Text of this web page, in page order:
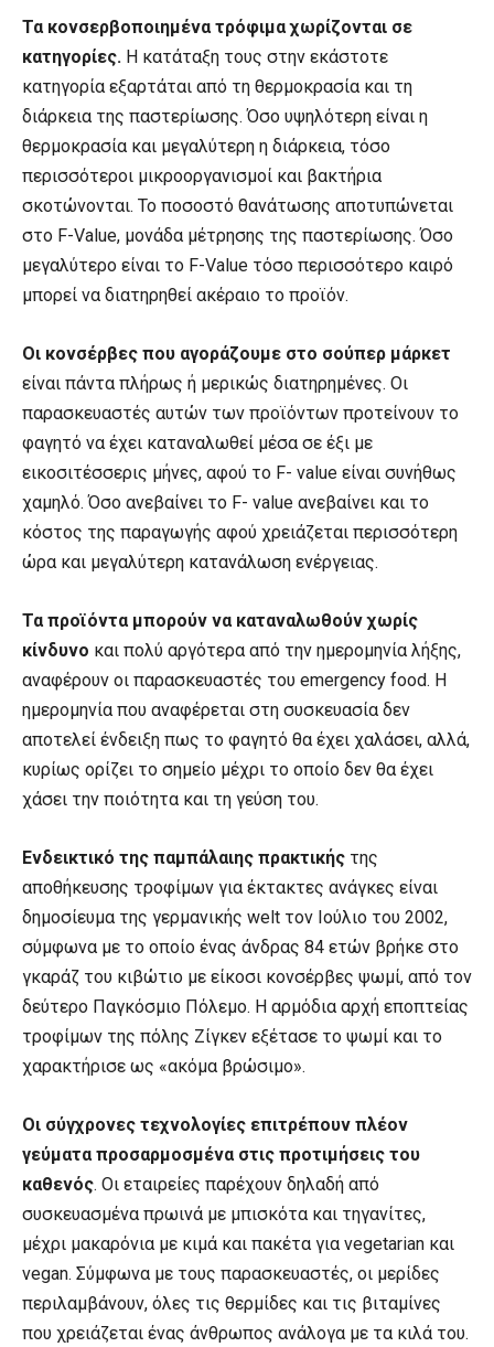
Τα κονσερβοποιημένα τρόφιμα χωρίζονται σε
κατηγορίες. Η κατάταξη τους στην εκάστοτε
κατηγορία εξαρτάται από τη θερμοκρασία και τη
διάρκεια της παστερίωσης. Όσο υψηλότερη είναι η
θερμοκρασία και μεγαλύτερη η διάρκεια, τόσο
περισσότεροι μικροοργανισμοί και βακτήρια
σκοτώνονται. Το ποσοστό θανάτωσης αποτυπώνεται
στο F-Value, μονάδα μέτρησης της παστερίωσης. Όσο
μεγαλύτερο είναι το F-Value τόσο περισσότερο καιρό
μπορεί να διατηρηθεί ακέραιο το προϊόν.
Οι κονσέρβες που αγοράζουμε στο σούπερ μάρκετ
είναι πάντα πλήρως ή μερικώς διατηρημένες. Οι
παρασκευαστές αυτών των προϊόντων προτείνουν το
φαγητό να έχει καταναλωθεί μέσα σε έξι με
εικοσιτέσσερις μήνες, αφού το F- value είναι συνήθως
χαμηλό. Όσο ανεβαίνει το F- value ανεβαίνει και το
κόστος της παραγωγής αφού χρειάζεται περισσότερη
ώρα και μεγαλύτερη κατανάλωση ενέργειας.
Τα προϊόντα μπορούν να καταναλωθούν χωρίς
κίνδυνο και πολύ αργότερα από την ημερομηνία λήξης,
αναφέρουν οι παρασκευαστές του emergency food. Η
ημερομηνία που αναφέρεται στη συσκευασία δεν
αποτελεί ένδειξη πως το φαγητό θα έχει χαλάσει, αλλά,
κυρίως ορίζει το σημείο μέχρι το οποίο δεν θα έχει
χάσει την ποιότητα και τη γεύση του.
Ενδεικτικό της παμπάλαιης πρακτικής της
αποθήκευσης τροφίμων για έκτακτες ανάγκες είναι
δημοσίευμα της γερμανικής welt τον Ιούλιο του 2002,
σύμφωνα με το οποίο ένας άνδρας 84 ετών βρήκε στο
γκαράζ του κιβώτιο με είκοσι κονσέρβες ψωμί, από τον
δεύτερο Παγκόσμιο Πόλεμο. Η αρμόδια αρχή εποπτείας
τροφίμων της πόλης Ζίγκεν εξέτασε το ψωμί και το
χαρακτήρισε ως «ακόμα βρώσιμο».
Οι σύγχρονες τεχνολογίες επιτρέπουν πλέον
γεύματα προσαρμοσμένα στις προτιμήσεις του
καθενός. Οι εταιρείες παρέχουν δηλαδή από
συσκευασμένα πρωινά με μπισκότα και τηγανίτες,
μέχρι μακαρόνια με κιμά και πακέτα για vegetarian και
vegan. Σύμφωνα με τους παρασκευαστές, οι μερίδες
περιλαμβάνουν, όλες τις θερμίδες και τις βιταμίνες
που χρειάζεται ένας άνθρωπος ανάλογα με τα κιλά του.